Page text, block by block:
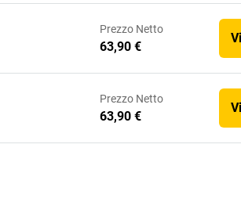
Prezzo Netto
63,90 €
Prezzo Netto
63,90 €